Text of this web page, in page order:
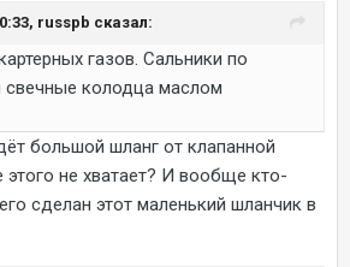
russpb сказал:
газов. Сальники по
свечные колодца маслом
большой шланг от клапанной
не хватает? И вообще кто-
сделан этот маленький шланчик в